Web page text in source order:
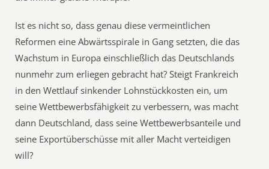
Ist es nicht so, dass genau diese vermeintlichen
Reformen eine Abwärtsspirale in Gang setzten, die das
Wachstum in Europa einschließlich das Deutschlands
nunmehr zum erliegen gebracht hat? Steigt Frankreich
in den Wettlauf sinkender Lohnstückkosten ein, um
seine Wettbewerbsfähigkeit zu verbessern, was macht
dann Deutschland, dass seine Wettbewerbsanteile und
seine Exportüberschüsse mit aller Macht verteidigen
will?